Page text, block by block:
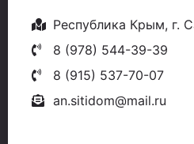
Республика Крым, г.
8 (978) 544-39-39
8 (915) 537-70-07
an.sitidom@mail.ru